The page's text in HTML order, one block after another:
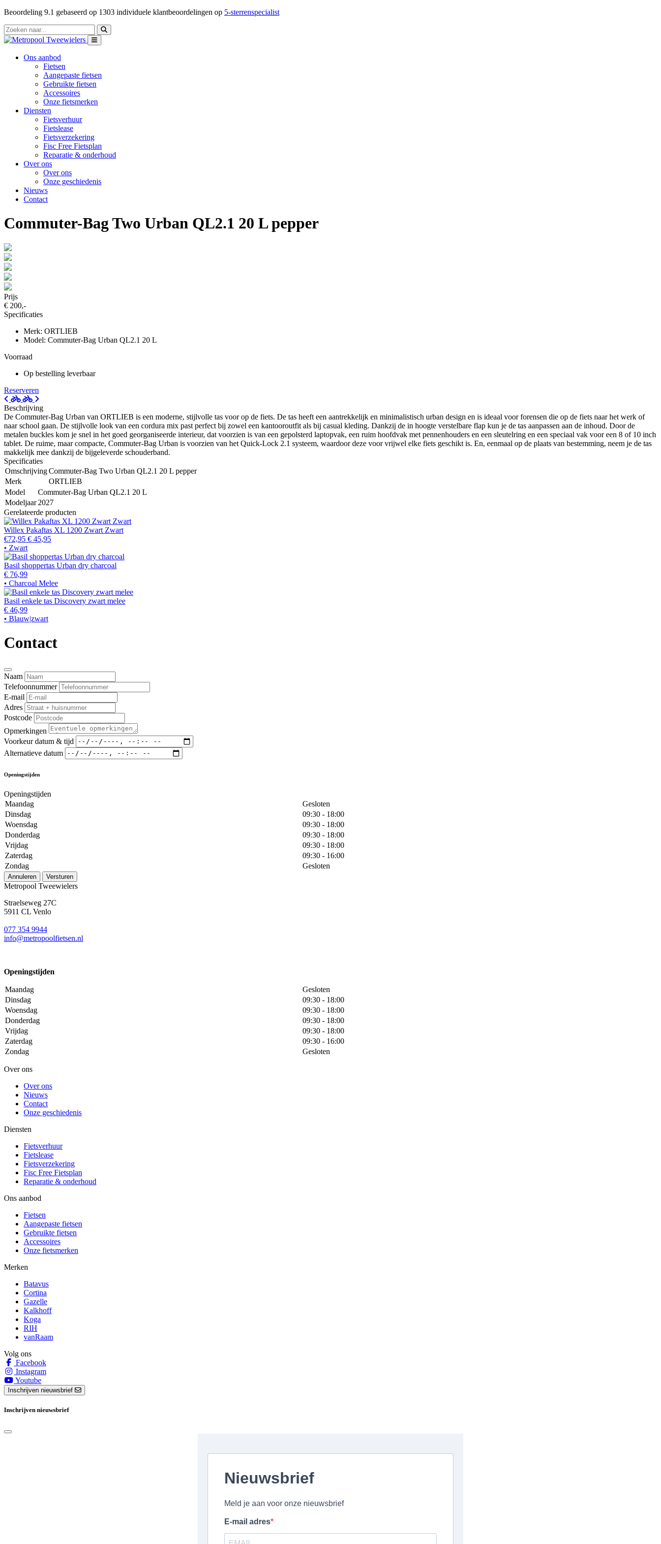
Beoordeling 9.1 gebaseerd op 1303 individuele klantbeoordelingen op 5-sterrenspecialist
Ons aanbod
Fietsen
Aangepaste fietsen
Gebruikte fietsen
Accessoires
Onze fietsmerken
Diensten
Fietsverhuur
Fietslease
Fietsverzekering
Fisc Free Fietsplan
Reparatie & onderhoud
Over ons
Over ons
Onze geschiedenis
Nieuws
Contact
Commuter-Bag Two Urban QL2.1 20 L pepper
Prijs
€ 200,-
Specificaties
Merk: ORTLIEB
Model: Commuter-Bag Urban QL2.1 20 L
Voorraad
Op bestelling leverbaar
Reserveren
Beschrijving
De Commuter-Bag Urban van ORTLIEB is een moderne, stijlvolle tas voor op de fiets. De tas heeft een aantrekkelijk en minimalistisch urban design en is ideaal voor forensen die op de fiets naar het werk of
naar school gaan. De stijlvolle look van een cordura mix past perfect bij zowel een kantooroutfit als bij casual kleding. Dankzij de in hoogte verstelbare flap kun je de tas aanpassen aan de inhoud. Door de
metalen buckles kom je snel in het goed georganiseerde interieur, dat voorzien is van een gepolsterd laptopvak, een ruim hoofdvak met pennenhouders en een sleutelring en een speciaal vak voor een 8 of 10 inch
tablet. De ruime, maar compacte, Commuter-Bag Urban is voorzien van het Quick-Lock 2.1 systeem, waardoor deze voor vrijwel elke fiets geschikt is. En, eenmaal op de plaats van bestemming, neem je de tas
makkelijk mee dankzij de bijgeleverde schouderband.
Specificaties
OmschrijvingCommuter-Bag Two Urban QL2.1 20 L pepper
Merk
ORTLIEB
Model
Commuter-Bag Urban QL2.1 20 L
Modeljaar 2027
Gerelateerde producten
Willex Pakaftas XL 1200 Zwart Zwart
€72,95 € 45,95
• Zwart
Basil shoppertas Urban dry charcoal
€ 76,99
• Charcoal Melee
Basil enkele tas Discovery zwart melee
€ 46,99
• Blauw|zwart
Contact
Naam
Telefoonnummer
E-mail
Adres
Postcode
Opmerkingen
Voorkeur datum & tijd
Alternatieve datum
Openingstijden
Openingstijden
Maandag
Gesloten
Dinsdag
09:30 - 18:00
Woensdag
09:30 - 18:00
Donderdag
09:30 - 18:00
Vrijdag
09:30 - 18:00
Zaterdag
09:30 - 16:00
Zondag
Gesloten
Annuleren Versturen
Metropool Tweewielers
Straelseweg 27C
5911 CL Venlo
077 354 9944
info@metropoolfietsen.nl
Openingstijden
Maandag
Gesloten
Dinsdag
09:30 - 18:00
Woensdag
09:30 - 18:00
Donderdag
09:30 - 18:00
Vrijdag
09:30 - 18:00
Zaterdag
09:30 - 16:00
Zondag
Gesloten
Over ons
Over ons
Nieuws
Contact
Onze geschiedenis
Diensten
Fietsverhuur
Fietslease
Fietsverzekering
Fisc Free Fietsplan
Reparatie & onderhoud
Ons aanbod
Fietsen
Aangepaste fietsen
Gebruikte fietsen
Accessoires
Onze fietsmerken
Merken
Batavus
Cortina
Gazelle
Kalkhoff
Koga
RIH
vanRaam
Volg ons
Facebook
Instagram
Youtube
Inschrijven nieuwsbrief
Inschrijven nieuwsbrief